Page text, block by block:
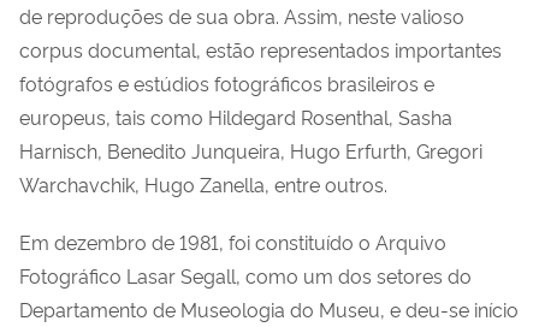
de reproduções de sua obra. Assim, neste valioso
corpus documental, estão representados importantes
fotógrafos e estúdios fotográficos brasileiros e
europeus, tais como Hildegard Rosenthal, Sasha
Harnisch, Benedito Junqueira, Hugo Erfurth, Gregori
Warchavchik, Hugo Zanella, entre outros.
Em dezembro de 1981, foi constituído o Arquivo
Fotográfico Lasar Segall, como um dos setores do
Departamento de Museologia do Museu, e deu-se início